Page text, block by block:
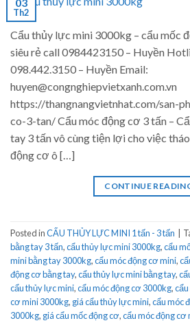
03
Th2
Cẩu thủy lực mini 3000kg – cẩu mốc
siêu rẻ call 0984423150 – Huyền
098.442.3150 – Huyền Email:
huyen@congnghiepvietxanh.com.vn
https://thangnangvietnhat.com/san-
co-3-tan/ Cẩu móc động cơ 3 tấn –
tay 3 tấn vô cùng tiện lợi cho việc
động cơ ô […]
CONTINUE
Posted inCẨU THỦY LỰC MINI 1 tấn - 3 tấn
bằng tay 3 tấn,cẩu thủy lực mini 3000kg,cẩu
mini bằng tay 3000kg,cẩu móc động cơ mini,
động cơ bằng tay,cẩu thủy lực mini bằng tay,
cẩu thủy lực mini,cẩu móc động cơ 3000kg,
cơ mini 3000kg, giá cẩu thủy lực mini,cẩu móc
3000kg, giá cẩu mốc động cơ,cẩu móc động cơ